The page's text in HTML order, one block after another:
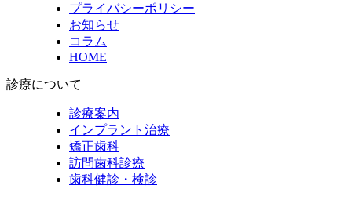
プライバシーポリシー
お知らせ
コラム
HOME
診療について
診療案内
インプラント治療
矯正歯科
訪問歯科診療
歯科健診・検診